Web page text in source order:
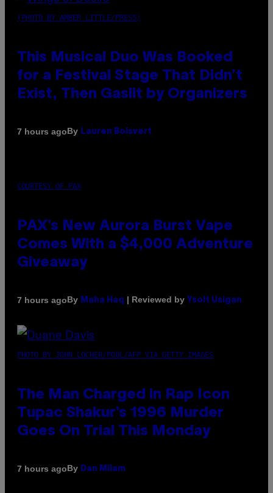
(PHOTO BY AMBER LITTLE/PRESS)
This Musical Duo Was Booked
for a Festival Stage That Didn’t
Exist, Then Gaslit by Organizers
7 hours agoBy Lauren Boisvert
COURTESY OF PAX
PAX’s New Aurora Burst Vape
Comes With a $4,000 Adventure
Giveaway
7 hours agoBy Maha Haq | Reviewed by Ysolt Usigan
PHOTO BY JOHN LOCHER/POOL/AFP VIA GETTY IMAGES
The Man Charged in Rap Icon
Tupac Shakur’s 1996 Murder
Goes On Trial This Monday
7 hours agoBy Dan Milam